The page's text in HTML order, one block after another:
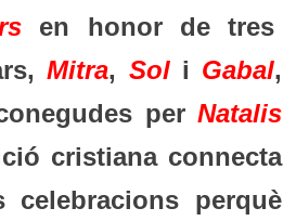
en honor de tres
,Mitra, Soli Gabal,
perNatalis
cristiana connecta
celebracions perquè